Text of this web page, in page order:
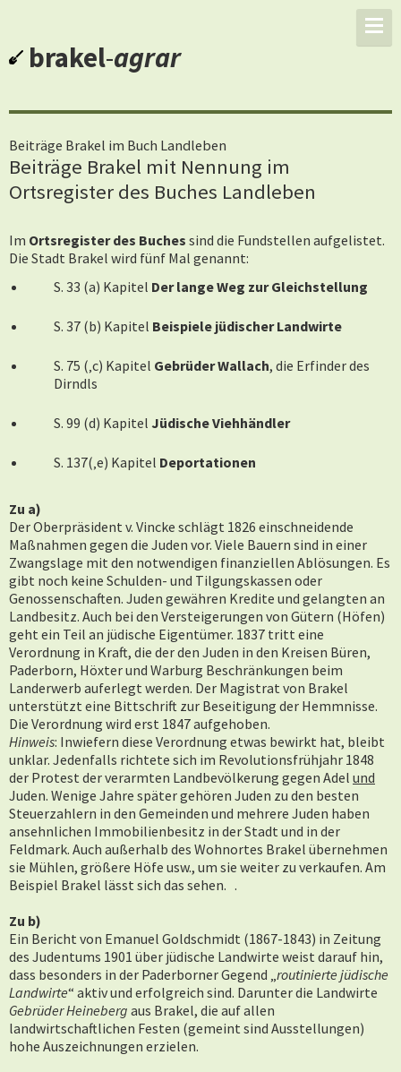
brakel-agrar
Beiträge Brakel im Buch Landleben
Beiträge Brakel mit Nennung im
Ortsregister des Buches Landleben
Im Ortsregister des Buches sind die Fundstellen aufgelistet.
Die Stadt Brakel wird fünf Mal genannt:
S. 33 (a) Kapitel Der lange Weg zur Gleichstellung
S. 37 (b) Kapitel Beispiele jüdischer Landwirte
S. 75 (‚c) Kapitel Gebrüder Wallach, die Erfinder des
Dirndls
S. 99 (d) Kapitel Jüdische Viehhändler
S. 137(‚e) Kapitel Deportationen
Zu a)
Der Oberpräsident v. Vincke schlägt 1826 einschneidende
Maßnahmen gegen die Juden vor. Viele Bauern sind in einer
Zwangslage mit den notwendigen finanziellen Ablösungen. Es
gibt noch keine Schulden- und Tilgungskassen oder
Genossenschaften. Juden gewähren Kredite und gelangten an
Landbesitz. Auch bei den Versteigerungen von Gütern (Höfen)
geht ein Teil an jüdische Eigentümer. 1837 tritt eine
Verordnung in Kraft, die der den Juden in den Kreisen Büren,
Paderborn, Höxter und Warburg Beschränkungen beim
Landerwerb auferlegt werden. Der Magistrat von Brakel
unterstützt eine Bittschrift zur Beseitigung der Hemmnisse.
Die Verordnung wird erst 1847 aufgehoben.
Hinweis: Inwiefern diese Verordnung etwas bewirkt hat, bleibt
unklar. Jedenfalls richtete sich im Revolutionsfrühjahr 1848
der Protest der verarmten Landbevölkerung gegen Adel und
Juden. Wenige Jahre später gehören Juden zu den besten
Steuerzahlern in den Gemeinden und mehrere Juden haben
ansehnlichen Immobilienbesitz in der Stadt und in der
Feldmark. Auch außerhalb des Wohnortes Brakel übernehmen
sie Mühlen, größere Höfe usw., um sie weiter zu verkaufen. Am
Beispiel Brakel lässt sich das sehen. .
Zu b)
Ein Bericht von Emanuel Goldschmidt (1867-1843) in Zeitung
des Judentums 1901 über jüdische Landwirte weist darauf hin,
dass besonders in der Paderborner Gegend „routinierte jüdische
Landwirte“ aktiv und erfolgreich sind. Darunter die Landwirte
Gebrüder Heineberg aus Brakel, die auf allen
landwirtschaftlichen Festen (gemeint sind Ausstellungen)
hohe Auszeichnungen erzielen.